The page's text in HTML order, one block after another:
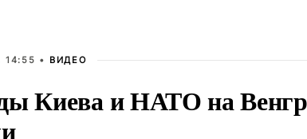
14:55 • ВИДЕО
Киева и НАТО на